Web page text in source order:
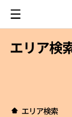
エリア検
エリア検索